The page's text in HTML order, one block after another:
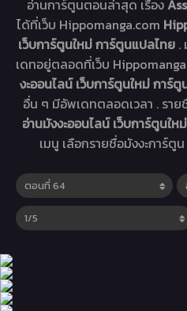
อ่านการ์ตูนตอนล่าสุด เรื่อง
ได้ที่เว็บ Hippomanga.com
เว็บการ์ตูนใหม่ การ์ตูนแปลไทย .
เดทอยู่ตลอดที่เว็บ
งะออนไลน์ เว็บการ์ตูนใหม่ การ์
อื่น ๆ มีอัพเดทตลอดเวลา . ราย
อ่านมังงะออนไลน์ เว็บการ์ตูนใ
เมนู เลือกรายชื่อมังงะการ์ตู